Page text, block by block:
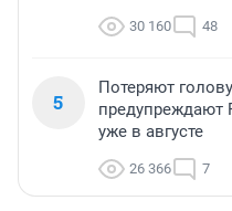
30 160 48
5
Потеряют
предупреждают
уже в августе
26 366 7